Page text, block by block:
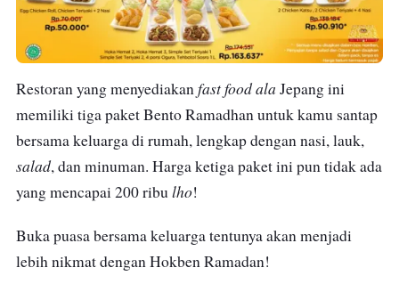
Restoran yang menyediakanfast food ala Jepang ini
memiliki tiga paket Bento Ramadhan untuk kamu santap
bersama keluarga di rumah, lengkap dengan nasi, lauk,
salad, dan minuman. Harga ketiga paket ini pun tidak ada
yang mencapai 200 ribulho!
Buka puasa bersama keluarga tentunya akan menjadi
lebih nikmat dengan Hokben Ramadan!